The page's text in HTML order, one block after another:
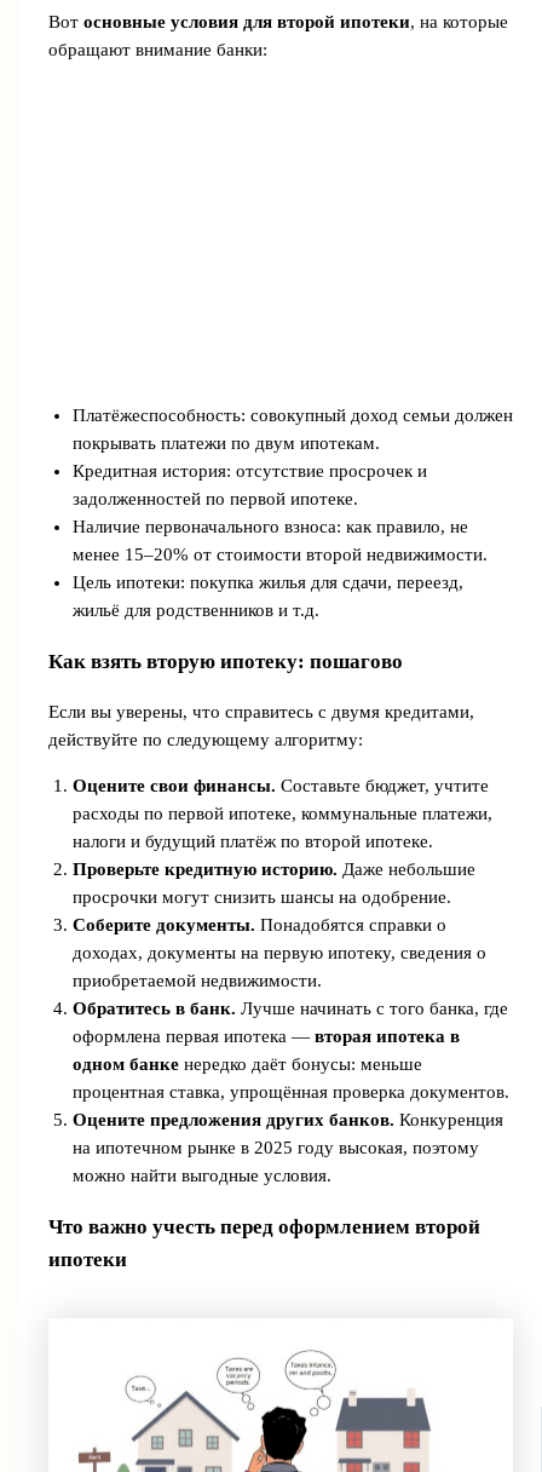
Вот основные условия для второй ипотеки, на которые
обращают внимание банки:
Платёжеспособность: совокупный доход семьи должен
покрывать платежи по двум ипотекам.
Кредитная история: отсутствие просрочек и
задолженностей по первой ипотеке.
Наличие первоначального взноса: как правило, не
менее 15–20% от стоимости второй недвижимости.
Цель ипотеки: покупка жилья для сдачи, переезд,
жильё для родственников и т.д.
Как взять вторую ипотеку: пошагово
Если вы уверены, что справитесь с двумя кредитами,
действуйте по следующему алгоритму:
Оцените свои финансы. Составьте бюджет, учтите
расходы по первой ипотеке, коммунальные платежи,
налоги и будущий платёж по второй ипотеке.
Проверьте кредитную историю. Даже небольшие
просрочки могут снизить шансы на одобрение.
Соберите документы. Понадобятся справки о
доходах, документы на первую ипотеку, сведения о
приобретаемой недвижимости.
Обратитесь в банк. Лучше начинать с того банка, где
оформлена первая ипотека — вторая ипотека в
одном банкенередко даёт бонусы: меньше
процентная ставка, упрощённая проверка документов.
Оцените предложения других банков. Конкуренция
на ипотечном рынке в 2025 году высокая, поэтому
можно найти выгодные условия.
Что важно учесть перед оформлением второй
ипотеки